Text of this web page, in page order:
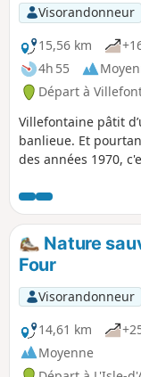
Visorandonneur
15,56 km
4h 55
Départ à
Villefontaine pâtit
banlieue. Et
des années 1970,
bois, sentiers,
comment
nature.Nature
Four
Visorandonneur
14,61 km
Moyenne